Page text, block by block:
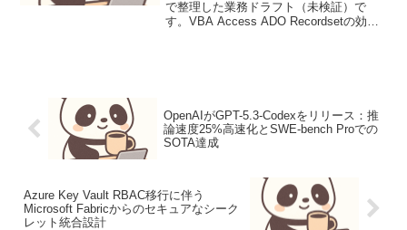
で整理した業務ドラフト（未検証）で
す。VBA Access ADO Recordsetの効率
OpenAIがGPT-5.3-Codexをリリース：推
論速度25%高速化とSWE-bench Proでの
SOTA達成
Azure Key Vault RBAC移行に伴う
Microsoft Fabricからのセキュアなシーク
レット統合設計